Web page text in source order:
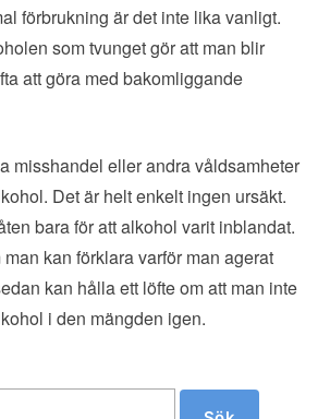
förbrukning är det inte lika vanligt.
som tvunget gör att man blir
att göra med bakomliggande
misshandel eller andra våldsamheter
Det är helt enkelt ingen ursäkt.
bara för att alkohol varit inblandat.
kan förklara varför man agerat
kan hålla ett löfte om att man inte
i den mängden igen.